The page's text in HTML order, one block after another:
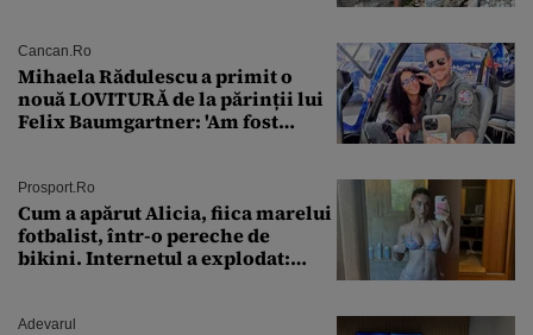
Cancan.ro
Mihaela Rădulescu a primit o
nouă LOVITURĂ de la părinții lui
Felix Baumgartner: 'Am fost
Prosport.ro
Cum a apărut Alicia, fiica marelui
fotbalist, într-o pereche de
bikini. Internetul a explodat:
Adevarul